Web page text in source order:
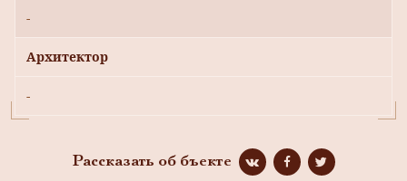
-
Архитектор
-
Рассказать об бъекте